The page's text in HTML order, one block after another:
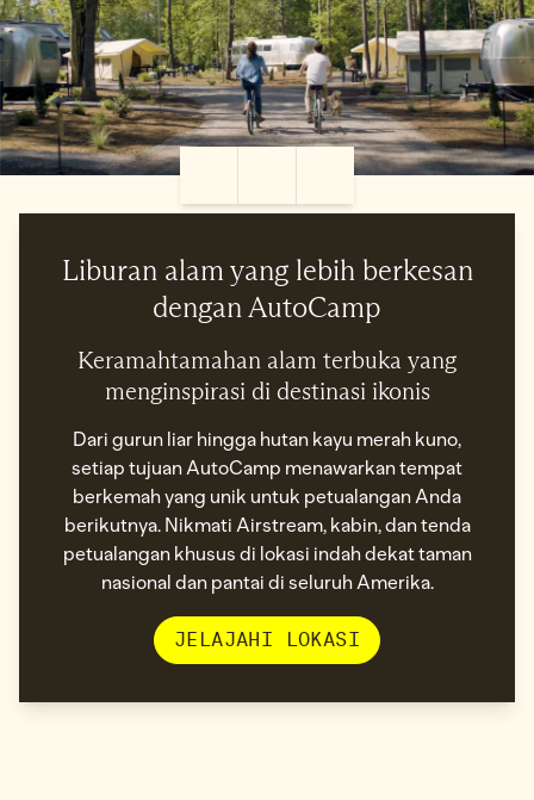
Liburan alam yang lebih berkesan
dengan AutoCamp
Keramahtamahan alam terbuka yang
menginspirasi di destinasi ikonis
Dari gurun liar hingga hutan kayu merah kuno,
setiap tujuan AutoCamp menawarkan tempat
berkemah yang unik untuk petualangan Anda
berikutnya. Nikmati Airstream, kabin, dan tenda
petualangan khusus di lokasi indah dekat taman
nasional dan pantai di seluruh Amerika.
JELAJAHI LOKASI